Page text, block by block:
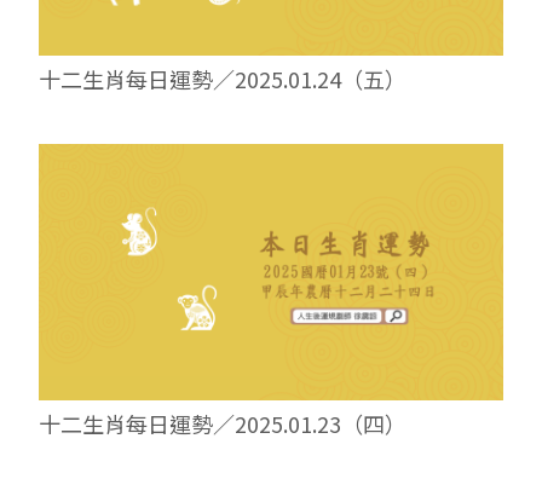
十二生肖每日運勢／2025.01.24（五）
十二生肖每日運勢／2025.01.23（四）